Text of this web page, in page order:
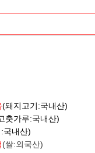
(돼지고기:국내산)
춧가루:국내산)
국내산)
(쌀:외국산)